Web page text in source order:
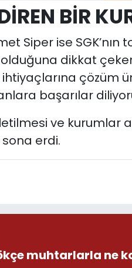
BİR
Siper ise SGK’nın
dikkat
çözüm
başarılar
ve kurumlar
erdi.
muhtarlarla ne